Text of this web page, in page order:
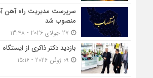
سرپرست مدیریت راه آهن
منصوب شد
بازدید دکتر ذاکری از